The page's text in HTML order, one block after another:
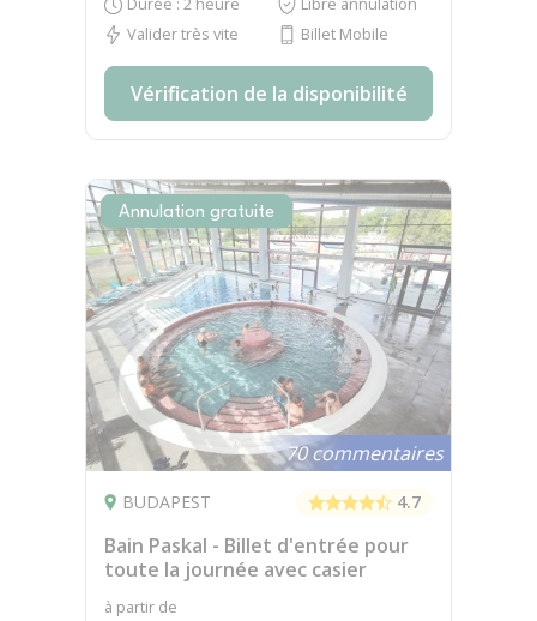
Valider très vite
Billet Mobile
Vérification de la disponibilité
Annulation gratuite
70 commentaires
BUDAPEST 4.7
Bain Paskal - Billet d'entrée pour
toute la journée avec casier
à partir de